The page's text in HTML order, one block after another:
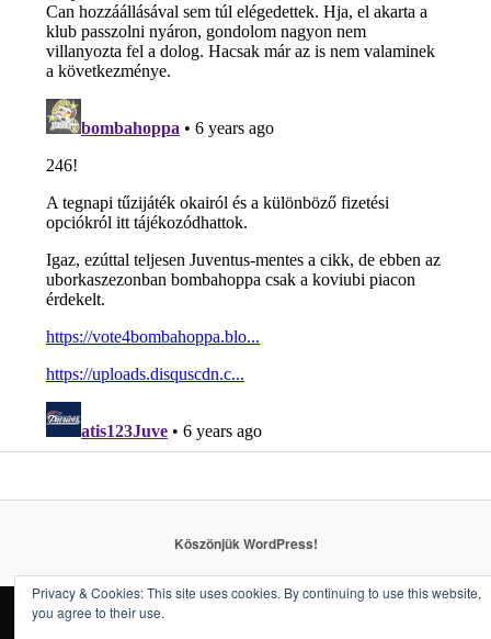
Köszönjük WordPress!
Privacy & Cookies: This site uses cookies. By continuing to use this website,
you agree to their use.